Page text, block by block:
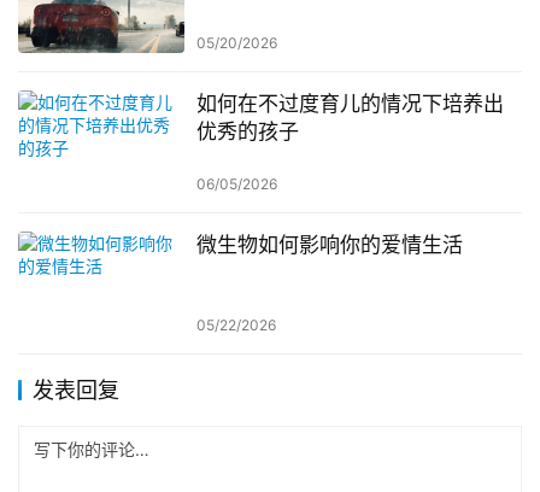
05/20/2026
如何在不过度育儿的情况下培养出
优秀的孩子
06/05/2026
微生物如何影响你的爱情生活
05/22/2026
发表回复